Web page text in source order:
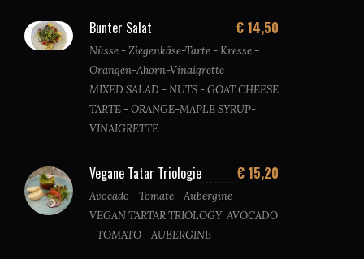
Bunter Salat € 14,50
Nüsse - Ziegenkäse-Tarte - Kresse -
Orangen-Ahorn-Vinaigrette
MIXED SALAD - NUTS - GOAT CHEESE
TARTE - ORANGE-MAPLE SYRUP-
VINAIGRETTE
Vegane Tatar Triologie € 15,20
Avocado - Tomate - Aubergine
VEGAN TARTAR TRIOLOGY: AVOCADO
- TOMATO - AUBERGINE